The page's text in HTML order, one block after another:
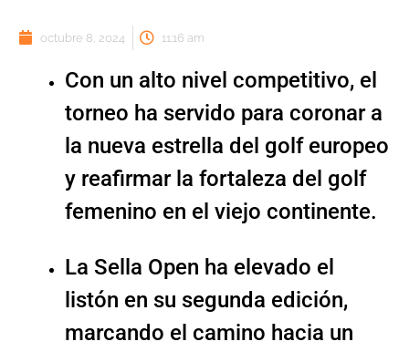
octubre 8, 2024 11:16 am
Con un alto nivel competitivo, el
torneo ha servido para coronar a
la nueva estrella del golf europeo
y reafirmar la fortaleza del golf
femenino en el viejo continente.
La Sella Open ha elevado el
listón en su segunda edición,
marcando el camino hacia un